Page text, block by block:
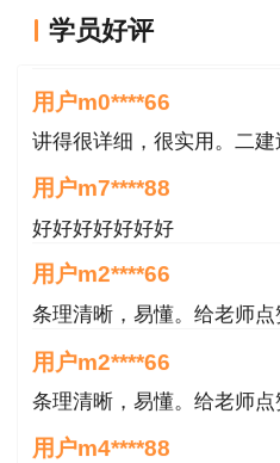
学员好评
用户hy****58
用户m0****66
讲得很详细，很实用。二建
用户m7****88
好好好好好好好
用户m2****66
条理清晰，易懂。给老师点
用户m2****66
条理清晰，易懂。给老师点
用户m4****88